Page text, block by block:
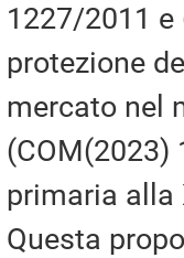
1227/2011 e
protezione
mercato nel
(COM(2023)
primaria alla
Questa